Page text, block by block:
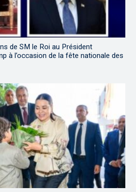
de SM le Roi au Président
à l’occasion de la fête nationale des